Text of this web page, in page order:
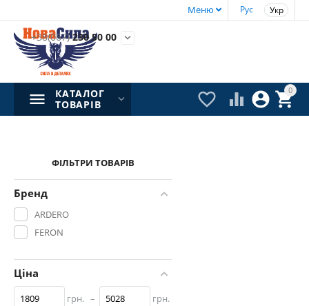
Рус Укр
Меню
+38(067)230 50 00 
0


 
КАТАЛОГ
ТОВАРІВ
ФІЛЬТРИ ТОВАРІВ
Бренд
ARDERO
FERON
Ціна
грн. – грн.